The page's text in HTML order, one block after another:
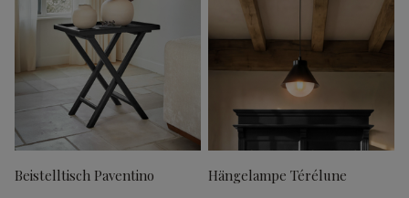
Beistelltisch Paventino Hängelampe Térélune